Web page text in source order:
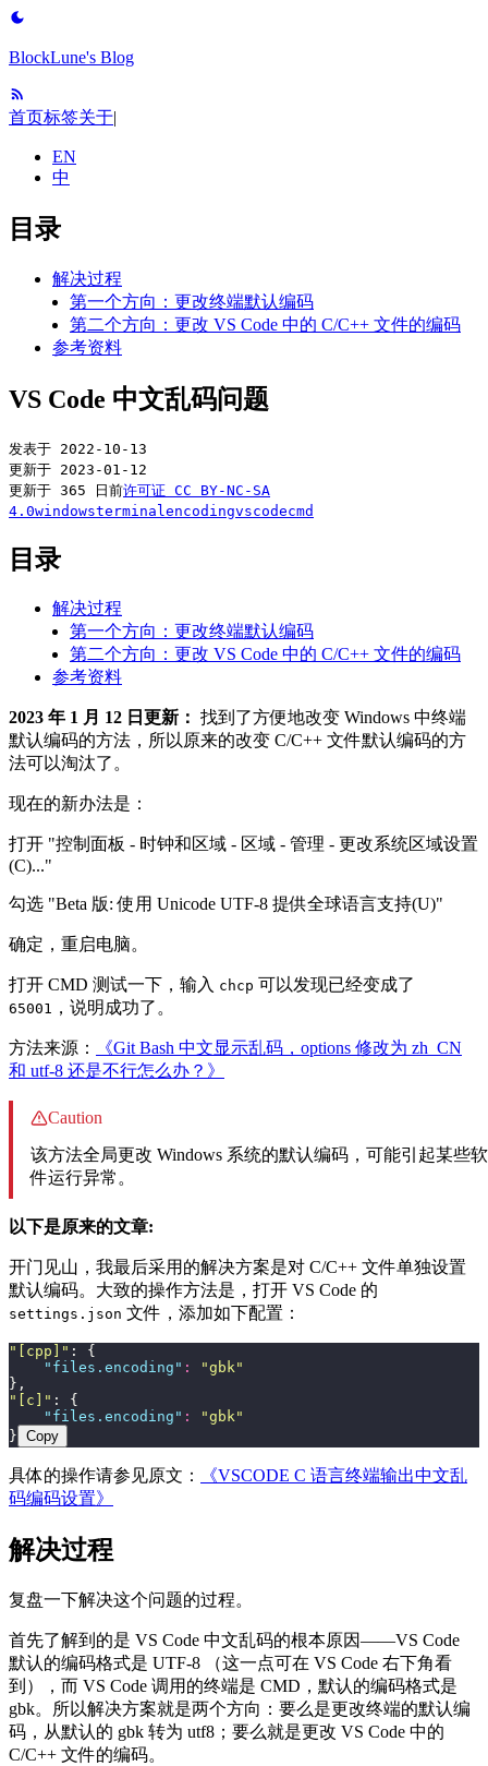
BlockLune's Blog
首页标签关于|
EN
中
目录
解决过程
第一个方向：更改终端默认编码
第二个方向：更改 VS Code 中的 C/C++ 文件的编码
参考资料
VS Code 中文乱码问题
发表于 2022-10-13
更新于 2023-01-12
更新于 365 日前许可证 CC BY-NC-SA
4.0windowsterminal encodingvscodecmd
目录
解决过程
第一个方向：更改终端默认编码
第二个方向：更改 VS Code 中的 C/C++ 文件的编码
参考资料
2023 年 1 月 12 日更新： 找到了方便地改变 Windows 中终端
默认编码的方法，所以原来的改变 C/C++ 文件默认编码的方
法可以淘汰了。
现在的新办法是：
打开 "控制面板 - 时钟和区域 - 区域 - 管理 - 更改系统区域设置
(C)..."
勾选 "Beta 版: 使用 Unicode UTF-8 提供全球语言支持(U)"
确定，重启电脑。
打开 CMD 测试一下，输入 chcp 可以发现已经变成了
65001 ，说明成功了。
方法来源：
《Git Bash 中文显示乱码，options 修改为 zh_CN
和 utf-8 还是不行怎么办？》
Caution
该方法全局更改 Windows 系统的默认编码，可能引起某些软
件运行异常。
以下是原来的文章:
开门见山，我最后采用的解决方案是对 C/C++ 文件单独设置
默认编码。大致的操作方法是，打开 VS Code 的
settings.json 文件，添加如下配置：
" [cpp] " : {
    "
files.encoding " : "gbk"
},
"
[c] " : {
    "
files.encoding " : "gbk"
} Copy
具体的操作请参见原文：
《VSCODE C 语言终端输出中文乱
码编码设置》
解决过程
复盘一下解决这个问题的过程。
首先了解到的是 VS Code 中文乱码的根本原因——VS Code
默认的编码格式是 UTF-8 （这一点可在 VS Code 右下角看
到），而 VS Code 调用的终端是 CMD，默认的编码格式是
gbk。所以解决方案就是两个方向：要么是更改终端的默认编
码，从默认的 gbk 转为 utf8；要么就是更改 VS Code 中的
C/C++ 文件的编码。